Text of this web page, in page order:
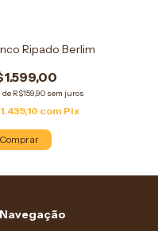
Ripado Berlim
de R$159,90 sem juros
com Pix
Comprar
Navegação